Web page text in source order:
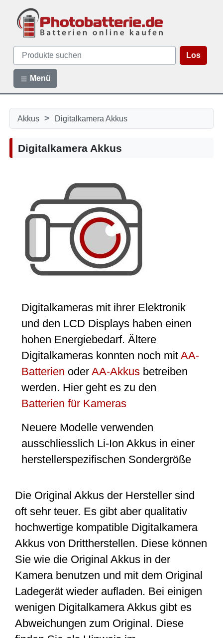
Los
Menü
Akkus > Digitalkamera Akkus
Digitalkamera Akkus
Digitalkameras mit ihrer Elektronik
und den LCD Displays haben einen
hohen Energiebedarf. Ältere
Digitalkameras konnten noch mitAA-
Batterien oderAA-Akkus betreiben
werden. Hier geht es zu den
Batterien für Kameras
Neuere Modelle verwenden
ausschliesslich Li-Ion Akkus in einer
herstellerspezifischen Sondergröße
Die Original Akkus der Hersteller sind
oft sehr teuer. Es gibt aber qualitativ
hochwertige kompatible Digitalkamera
Akkus von Drittherstellen. Diese können
Sie wie die Original Akkus in der
Kamera benutzen und mit dem Original
Ladegerät wieder aufladen. Bei einigen
wenigen Digitalkamera Akkus gibt es
Abweichungen zum Original. Diese